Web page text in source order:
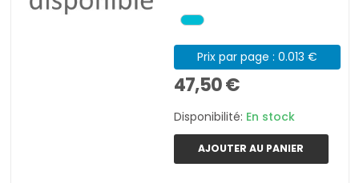
Prix par page : 0.013 €
47,50 €
Disponibilité: En stock
AJOUTER AU PANIER